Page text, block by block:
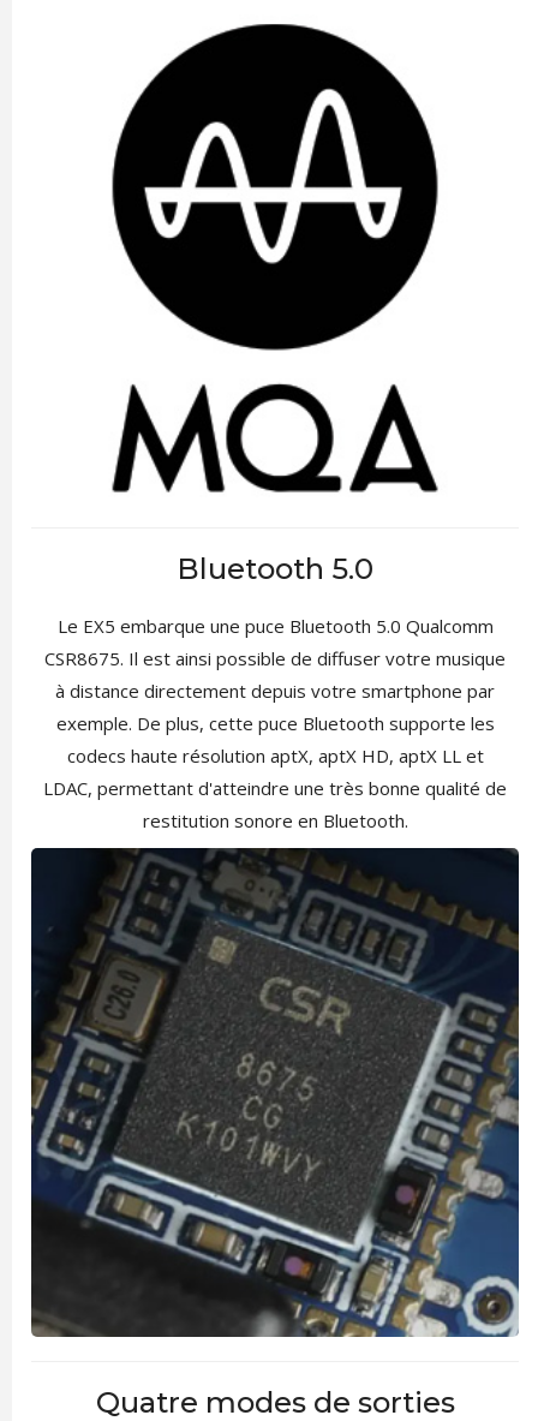
Bluetooth 5.0
Le EX5 embarque une puce Bluetooth 5.0 Qualcomm
CSR8675. Il est ainsi possible de diffuser votre musique
à distance directement depuis votre smartphone par
exemple. De plus, cette puce Bluetooth supporte les
codecs haute résolution aptX, aptX HD, aptX LL et
LDAC, permettant d'atteindre une très bonne qualité de
restitution sonore en Bluetooth.
Quatre modes de sorties